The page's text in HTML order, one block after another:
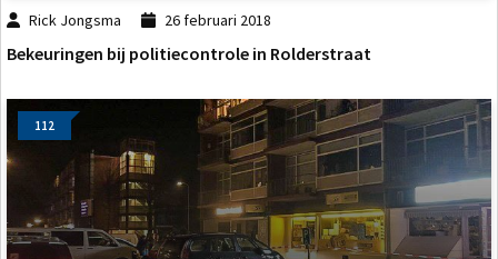
Rick Jongsma 26 februari 2018
Bekeuringen bij politiecontrole in Rolderstraat
112